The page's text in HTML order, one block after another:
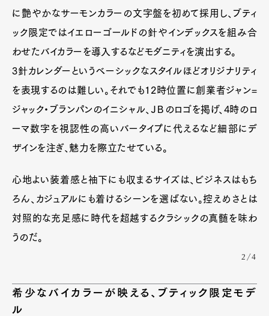
に艶やかなサーモンカラーの文字盤を初めて採用し、ブティ
ック限定ではイエローゴールドの針やインデックスを組み合
わせたバイカラーを導入するなどモダニティを演出する。
3針カレンダーというベーシックなスタイルほどオリジナリティ
を表現するのは難しい。それでも12時位置に創業者ジャン=
ジャック・ブランパンのイニシャル、ＪＢのロゴを掲げ、4時のロ
ーマ数字を視認性の高いバータイプに代えるなど細部にデ
ザインを注ぎ、魅力を際立たせている。
心地よい装着感と袖下にも収まるサイズは、ビジネスはもち
ろん、カジュアルにも着けるシーンを選ばない。控えめさとは
対照的な充足感に時代を超越するクラシックの真髄を味わ
うのだ。
2/4
希少なバイカラーが映える、ブティック限定モデ
ル